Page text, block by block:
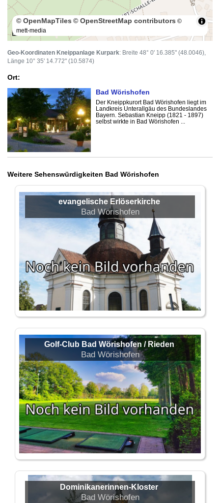
100 m
© OpenMapTiles © OpenStreetMap contributors ©
mett-media
Geo-Koordinaten Kneippanlage Kurpark: Breite 48° 0' 16.385" (48.0046),
Länge 10° 35' 14.772" (10.5874)
Ort:
Bad Wörishofen
Der Kneippkurort Bad Wörishofen liegt im
Landkreis Unterallgäu des Bundeslandes
Bayern. Sebastian Kneipp (1821 - 1897)
selbst wirkte in Bad Wörishofen ...
Weitere Sehenswürdigkeiten Bad Wörishofen
evangelische Erlöserkirche
Bad Wörishofen
Golf-Club Bad Wörishofen / Rieden
Bad Wörishofen
Dominikanerinnen-Kloster
Bad Wörishofen